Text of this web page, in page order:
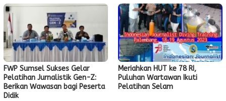
FWP Sumsel Sukses Gelar
Pelatihan Jurnalistik Gen-Z:
Berikan Wawasan bagi Peserta
Didik
Meriahkan HUT ke 78 RI,
Puluhan Wartawan Ikuti
Pelatihan Selam